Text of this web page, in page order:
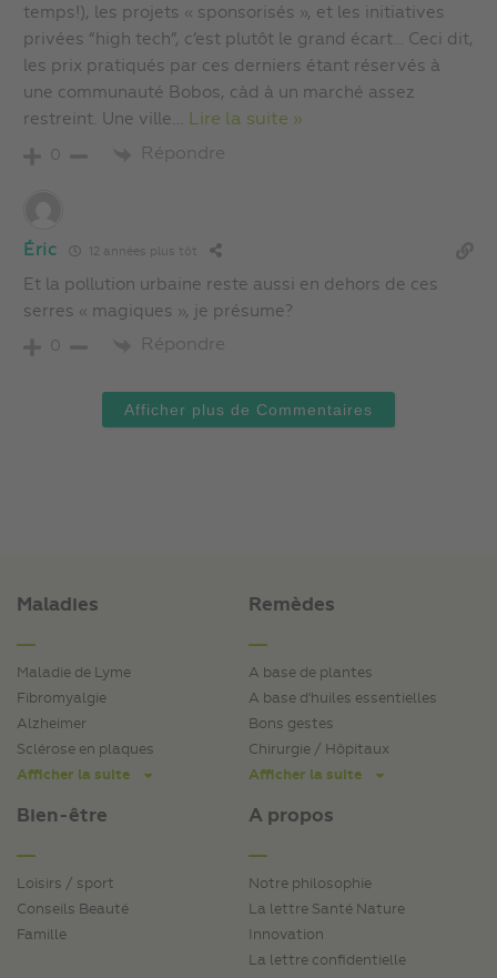
temps!), les projets « sponsorisés », et les initiatives
privées “high tech”, c’est plutôt le grand écart… Ceci dit,
les prix pratiqués par ces derniers étant réservés à
une communauté Bobos, càd à un marché assez
restreint. Une ville… Lire la suite »
0 Répondre
Éric 12 années plus tôt
Et la pollution urbaine reste aussi en dehors de ces
serres « magiques », je présume?
0 Répondre
Afficher plus de Commentaires
Maladies
Maladie de Lyme
Fibromyalgie
Alzheimer
Sclérose en plaques
Afficher la suite
Bien-être
Loisirs / sport
Conseils Beauté
Famille
Remèdes
A base de plantes
A base d'huiles essentielles
Bons gestes
Chirurgie / Hôpitaux
Afficher la suite
A propos
Notre philosophie
La lettre Santé Nature
Innovation
La lettre confidentielle